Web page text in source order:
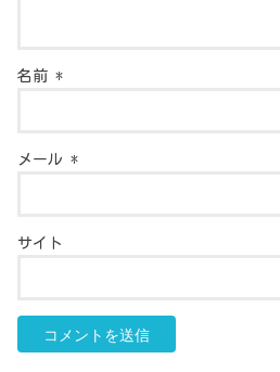
名前*
メール*
サイト